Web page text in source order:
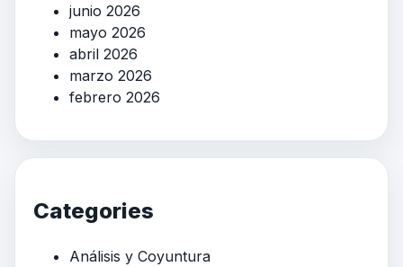
junio 2026
mayo 2026
abril 2026
marzo 2026
febrero 2026
Categories
Análisis y Coyuntura